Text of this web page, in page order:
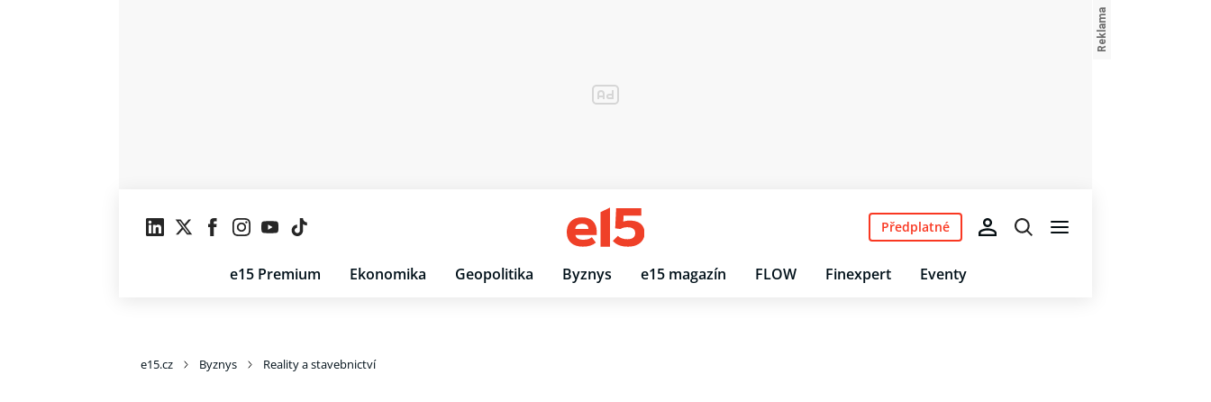
e15 Premium Ekonomika Geopolitika Byznys e15 magazín FLOW Finexpert Eventy
Předplatné
e15.cz Byznys Reality a stavebnictví